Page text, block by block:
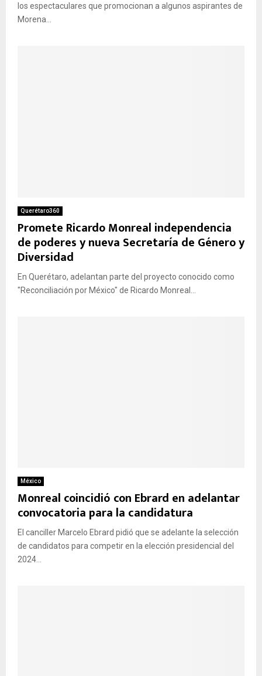
los espectaculares que promocionan a algunos aspirantes de
Morena...
Querétaro360
Promete Ricardo Monreal independencia
de poderes y nueva Secretaría de Género y
Diversidad
En Querétaro, adelantan parte del proyecto conocido como
"Reconciliación por México" de Ricardo Monreal...
México
Monreal coincidió con Ebrard en adelantar
convocatoria para la candidatura
El canciller Marcelo Ebrard pidió que se adelante la selección
de candidatos para competir en la elección presidencial del
2024...